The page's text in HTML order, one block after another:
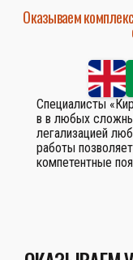
Оказываем
Специалисты
в в любых
легализацией
работы
компетентные